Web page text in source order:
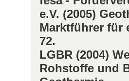
e.V. (2005)
Marktführer für
72.
LGBR (2004)
Rohstoffe und